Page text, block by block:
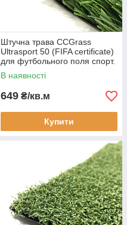
Штучна трава CCGrass
Ultrasport 50 (FIFA certificate)
для футбольного поля спорт.
майданчиків
В наявності
649 ₴/кв.м
Купити